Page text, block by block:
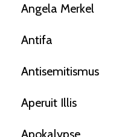
Angela Merkel
Antifa
Antisemitismus
Aperuit Illis
Apokalypse